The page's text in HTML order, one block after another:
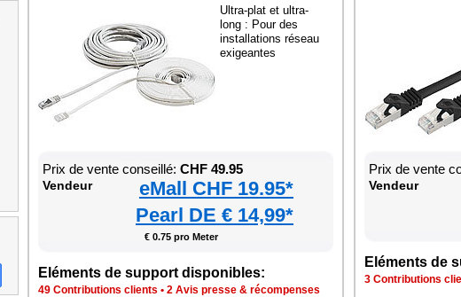
Ultra-plat et ultra-
long : Pour des
installations réseau
exigeantes
Prix de vente conseillé: CHF 49.95
Vendeur
eMall CHF 19.95*
Pearl DE € 14,99*
€ 0.75 pro Meter
Eléments de support disponibles:
49 Contributions clients • 2 Avis presse & récompenses
Prix de vente
Vendeur
Eléments de
3 Contributions